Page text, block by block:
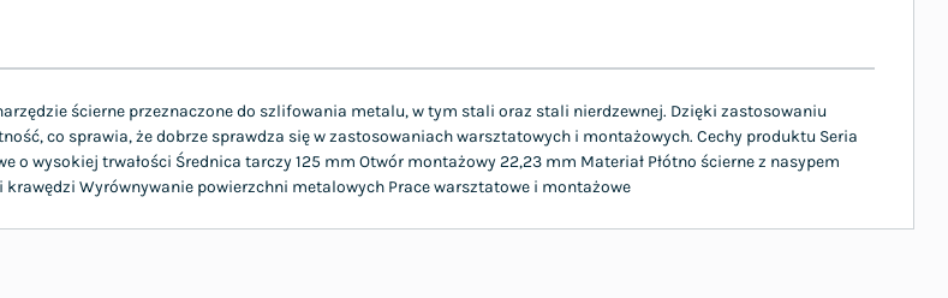
ścierne przeznaczone do szlifowania metalu, w tym stali oraz stali nierdzewnej. Dzięki zastosowaniu
co sprawia, że dobrze sprawdza się w zastosowaniach warsztatowych i montażowych. Cechy produktu Seria
o wysokiej trwałości Średnica tarczy 125 mm Otwór montażowy 22,23 mm Materiał Płótno ścierne z nasypem
Wyrównywanie powierzchni metalowych Prace warsztatowe i montażowe